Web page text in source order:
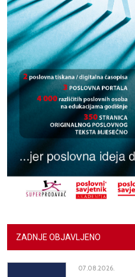
ZADNJE OBJAVLJENO
07.08.2026.